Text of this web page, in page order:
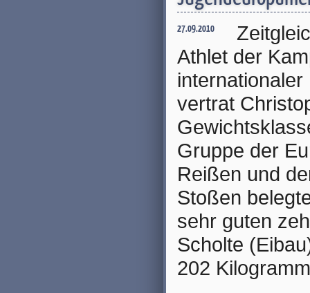
27.09.2010
Athlet der
vertrat
Gruppe der
Reißen und
Stoßen
sehr guten
Scholte
202